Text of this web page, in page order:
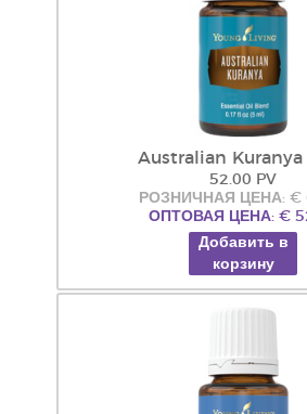
Australian Kuranya
52.00 PV
РОЗНИЧНАЯ ЦЕНА: €
ОПТОВАЯ ЦЕНА: €
Добавить в
корзину